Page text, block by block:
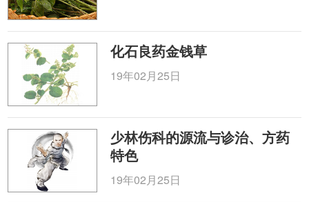
化石良药金钱草
19年02月25日
少林伤科的源流与诊治、方药
特色
19年02月25日